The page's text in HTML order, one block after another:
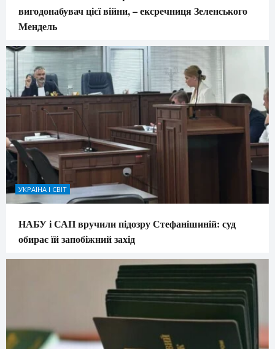
вигодонабувач цієї війни, – ексречниця Зеленського
Мендель
УКРАЇНА І СВІТ
НАБУ і САП вручили підозру Стефанішиній: суд
обирає їй запобіжний захід